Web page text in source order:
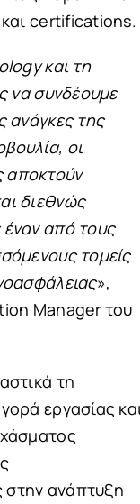
certifications.
και τη
να συνδέουμε
ανάγκες της
οι
αποκτούν
διεθνώς
έναν από τους
τομείς
»,
Manager του
τη
εργασίας
στην ανάπτυξη